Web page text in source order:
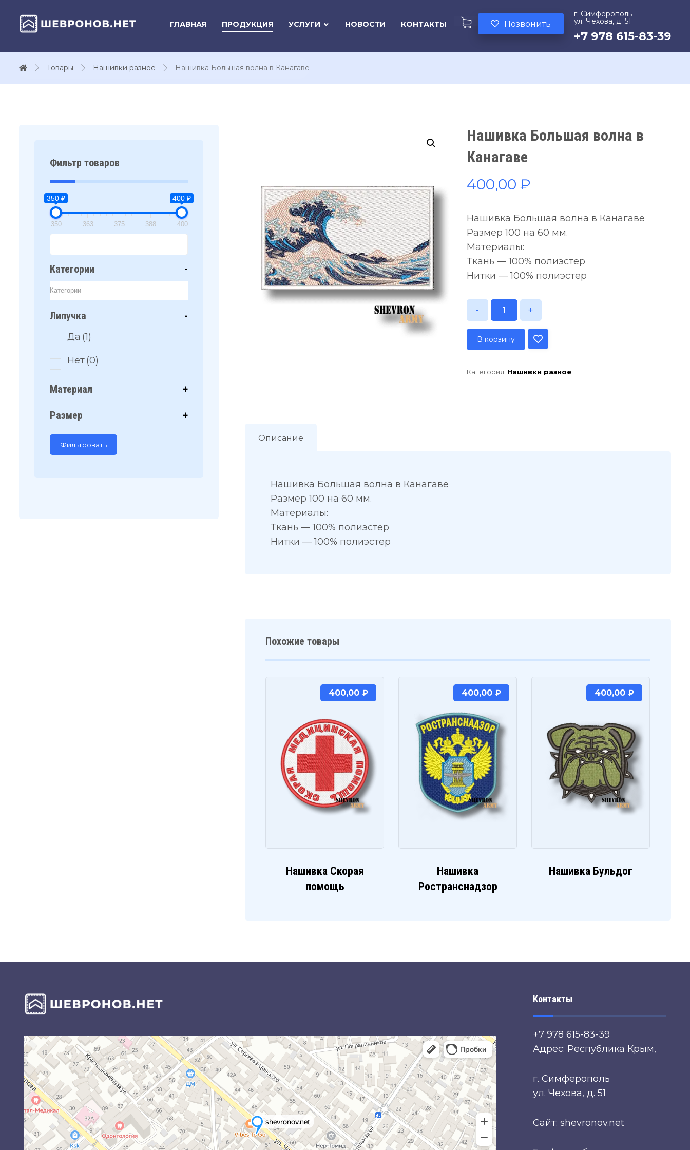
г. Симферополь
ул. Чехова, д. 51
+7 978 615-83-39
Позвонить
ГЛАВНАЯ ПРОДУКЦИЯ УСЛУГИ НОВОСТИ КОНТАКТЫ
Товары Нашивки разное Нашивка Большая волна в Канагаве
Нашивка Большая волна в
Канагаве
400,00 ₽
Нашивка Большая волна в Канагаве
Размер 100 на 60 мм.
Материалы:
Ткань — 100% полиэстер
Нитки — 100% полиэстер
- +
В корзину
Категория: Нашивки разное
Описание
Нашивка Большая волна в Канагаве
Размер 100 на 60 мм.
Материалы:
Ткань — 100% полиэстер
Нитки — 100% полиэстер
Похожие товары
Нашивка Скорая
помощь
400,00 ₽
Нашивка
Ространснадзор
400,00 ₽
Нашивка Бульдог
400,00 ₽
Фильтр товаров
350 ₽ 400 ₽
350 363 375 388 400
Категории -
Липучка -
Да (1)
Нет(0)
Материал +
Размер +
Фильтровать
Контакты
+7 978 615-83-39
Адрес: Республика Крым,
г. Симферополь
ул. Чехова, д. 51
Сайт: shevronov.net